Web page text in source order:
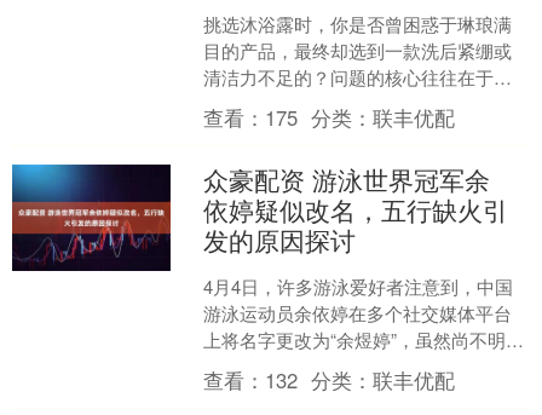
挑选沐浴露时，你是否曾困惑于琳琅满
目的产品，最终却选到一款洗后紧绷或
清洁力不足的？问题的核心往往在于，
我们过于关注品牌或香味，而忽略了成
分与自身需求的匹配。20....
查看： 175 分类：联丰优配
众豪配资 游泳世界冠军余
依婷疑似改名，五行缺火引
发的原因探讨
4月4日，许多游泳爱好者注意到，中国
游泳运动员余依婷在多个社交媒体平台
上将名字更改为“余煜婷”，虽然尚不明朗
这是否为其官方真名的更换。 余依婷于
2005年9月5....
查看： 132 分类：联丰优配